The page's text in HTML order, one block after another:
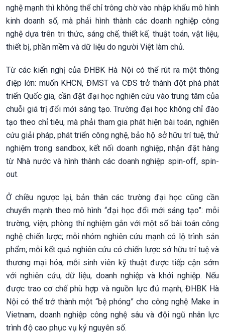
nghệ mạnh thì không thể chỉ trông chờ vào nhập khẩu mô hình
kinh doanh số, mà phải hình thành các doanh nghiệp công
nghệ dựa trên tri thức, sáng chế, thiết kế, thuật toán, vật liệu,
thiết bị, phần mềm và dữ liệu do người Việt làm chủ.
Từ các kiến nghị của ĐHBK Hà Nội có thể rút ra một thông
điệp lớn: muốn KHCN, ĐMST và CĐS trở thành đột phá phát
triển Quốc gia, cần đặt đại học nghiên cứu vào trung tâm của
chuỗi giá trị đổi mới sáng tạo. Trường đại học không chỉ đào
tạo theo chỉ tiêu, mà phải tham gia phát hiện bài toán, nghiên
cứu giải pháp, phát triển công nghệ, bảo hộ sở hữu trí tuệ, thử
nghiệm trong sandbox, kết nối doanh nghiệp, nhận đặt hàng
từ Nhà nước và hình thành các doanh nghiệp spin-off, spin-
out.
Ở chiều ngược lại, bản thân các trường đại học cũng cần
chuyển mạnh theo mô hình “đại học đổi mới sáng tạo”: mỗi
trường, viện, phòng thí nghiệm gắn với một số bài toán công
nghệ chiến lược; mỗi nhóm nghiên cứu mạnh có lộ trình sản
phẩm; mỗi kết quả nghiên cứu có chiến lược sở hữu trí tuệ và
thương mại hóa; mỗi sinh viên kỹ thuật được tiếp cận sớm
với nghiên cứu, dữ liệu, doanh nghiệp và khởi nghiệp. Nếu
được trao cơ chế phù hợp và nguồn lực đủ mạnh, ĐHBK Hà
Nội có thể trở thành một “bệ phóng” cho công nghệ Make in
Vietnam, doanh nghiệp công nghệ sâu và đội ngũ nhân lực
trình độ cao phục vụ kỷ nguyên số.